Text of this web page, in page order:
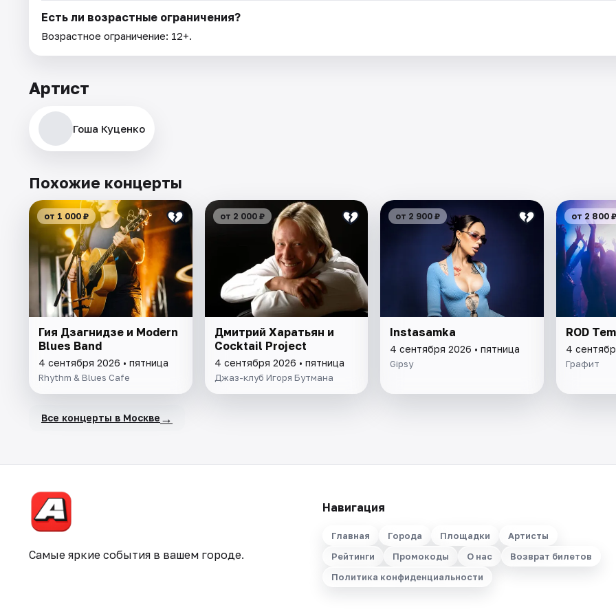
Есть ли возрастные ограничения?
Возрастное ограничение: 12+.
Артист
Гоша Куценко
Похожие концерты
от 1 000 ₽
Гия Дзагнидзе и Modern
Blues Band
4 сентября 2026 • пятница
Rhythm & Blues Cafe
от 2 000 ₽
Дмитрий Харатьян и
Cocktail Project
4 сентября 2026 • пятница
Джаз-клуб Игоря Бутмана
от 2 900 ₽
Instasamka
4 сентября 2026 • пятница
Gipsy
от 2 800 ₽
ROD
4
Графит
Все концерты в Москве →
Самые яркие события в вашем городе.
Навигация
Главная Города Площадки
Артисты
Рейтинги
Промокоды О нас
Возврат билетов
Политика конфиденциальности